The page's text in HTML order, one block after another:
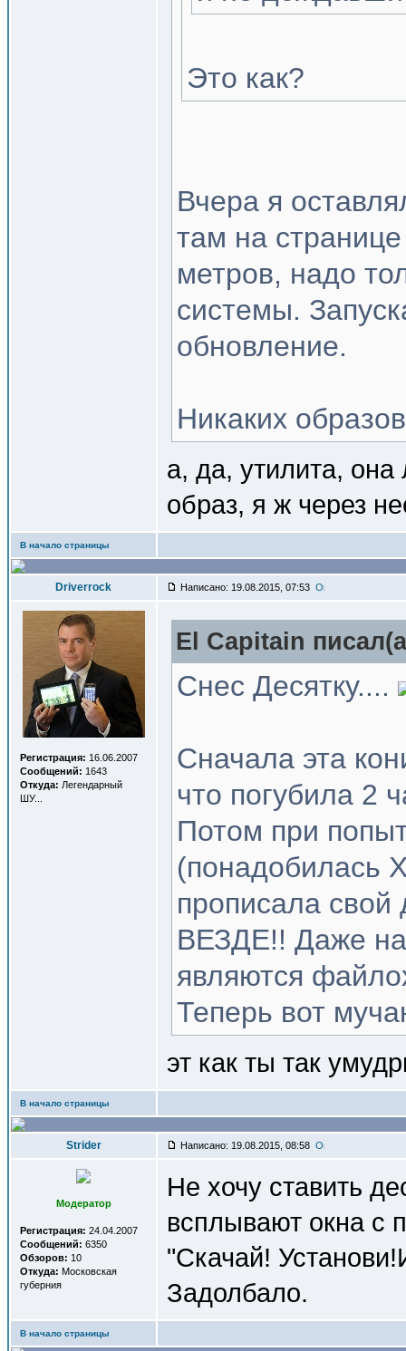
Это как?
Вчера я
там на
метров, надо
системы.
обновление.
Никаких
а, да, утилита, она
образ, я ж через
В начало страницы
Driverrock Написано: 19.08.2015, 07:53
Регистрация: 16.06.2007
Сообщений: 1643
Откуда: Легендарный
ШУ...
El Capitain
Снес Десятку....
Сначала эта
что погубила 2
Потом при
(понадобилась
прописала свой
ВЕЗДЕ!! Даже на
являются
Теперь вот
эт как ты так
В начало страницы
Strider Написано: 19.08.2015, 08:58
Модератор
Регистрация: 24.04.2007
Сообщений: 6350
Обзоров: 10
Откуда: Московская
губерния
Не хочу ставить
всплывают окна с
"Скачай!
Задолбало.
В начало страницы